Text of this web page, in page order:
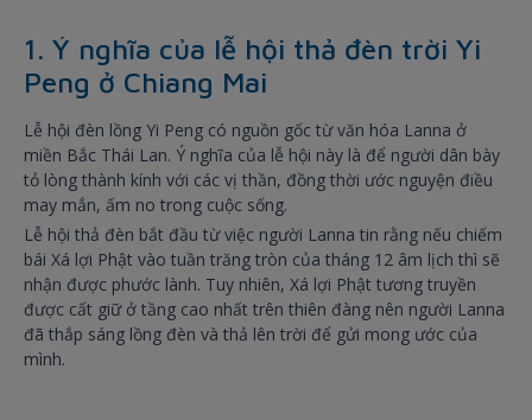
1. Ý nghĩa của lễ hội thả đèn trời Yi
Peng ở Chiang Mai
Lễ hội đèn lồng Yi Peng có nguồn gốc từ văn hóa Lanna ở
miền Bắc Thái Lan. Ý nghĩa của lễ hội này là để người dân bày
tỏ lòng thành kính với các vị thần, đồng thời ước nguyện điều
may mắn, ấm no trong cuộc sống.
Lễ hội thả đèn bắt đầu từ việc người Lanna tin rằng nếu chiếm
bái Xá lợi Phật vào tuần trăng tròn của tháng 12 âm lịch thì sẽ
nhận được phước lành. Tuy nhiên, Xá lợi Phật tương truyền
được cất giữ ở tầng cao nhất trên thiên đàng nên người Lanna
đã thắp sáng lồng đèn và thả lên trời để gửi mong ước của
mình.